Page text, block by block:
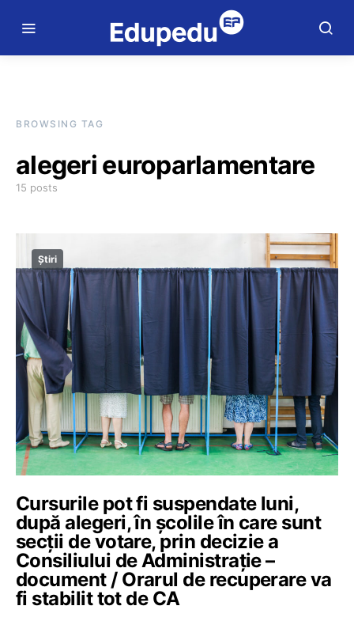
BROWSING TAG
alegeri europarlamentare
15 posts
Știri
Cursurile pot fi suspendate luni,
după alegeri, în școlile în care sunt
secții de votare, prin decizie a
Consiliului de Administrație –
document / Orarul de recuperare va
fi stabilit tot de CA